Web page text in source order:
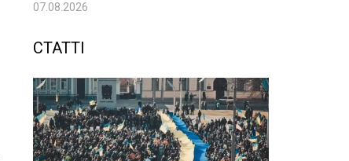
07.08.2026
СТАТТІ